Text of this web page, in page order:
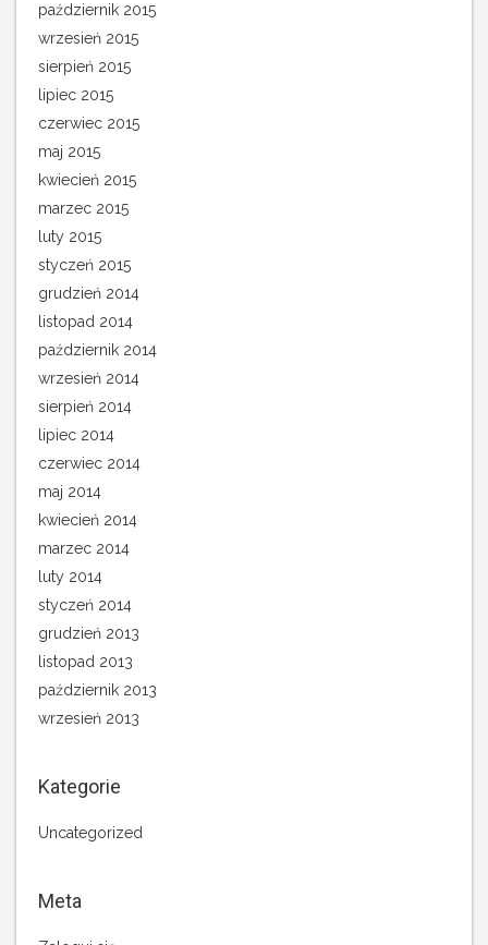
październik 2015
wrzesień 2015
sierpień 2015
lipiec 2015
czerwiec 2015
maj 2015
kwiecień 2015
marzec 2015
luty 2015
styczeń 2015
grudzień 2014
listopad 2014
październik 2014
wrzesień 2014
sierpień 2014
lipiec 2014
czerwiec 2014
maj 2014
kwiecień 2014
marzec 2014
luty 2014
styczeń 2014
grudzień 2013
listopad 2013
październik 2013
wrzesień 2013
Kategorie
Uncategorized
Meta